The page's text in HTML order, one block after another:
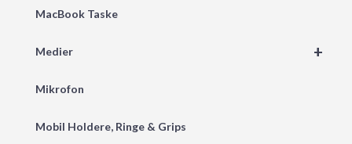
MacBook Taske
+
Medier
Mikrofon
Mobil Holdere, Ringe & Grips